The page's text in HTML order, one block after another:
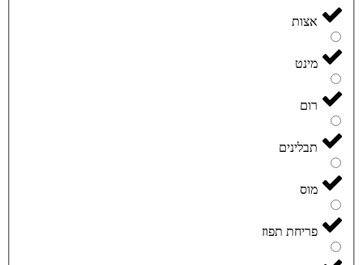
אצות
מינט
רום
תבלינים
מוס
פריחת תפוז